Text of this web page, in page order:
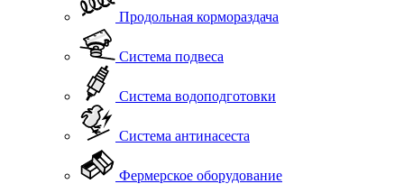
Продольная кормораздача
Система подвеса
Система водоподготовки
Система антинасеста
Фермерское оборудование